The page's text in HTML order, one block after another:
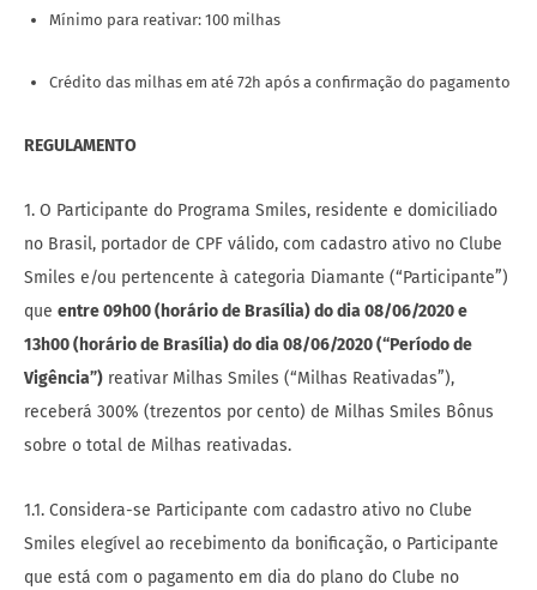
Mínimo para reativar: 100 milhas
Crédito das milhas em até 72h após a confirmação do pagamento
REGULAMENTO
1. O Participante do Programa Smiles, residente e domiciliado
no Brasil, portador de CPF válido, com cadastro ativo no Clube
Smiles e/ou pertencente à categoria Diamante (“Participante”)
que entre 09h00 (horário de Brasília) do dia 08/06/2020 e
13h00 (horário de Brasília) do dia 08/06/2020 (“Período de
Vigência”) reativar Milhas Smiles (“Milhas Reativadas”),
receberá 300% (trezentos por cento) de Milhas Smiles Bônus
sobre o total de Milhas reativadas.
1.1. Considera-se Participante com cadastro ativo no Clube
Smiles elegível ao recebimento da bonificação, o Participante
que está com o pagamento em dia do plano do Clube no